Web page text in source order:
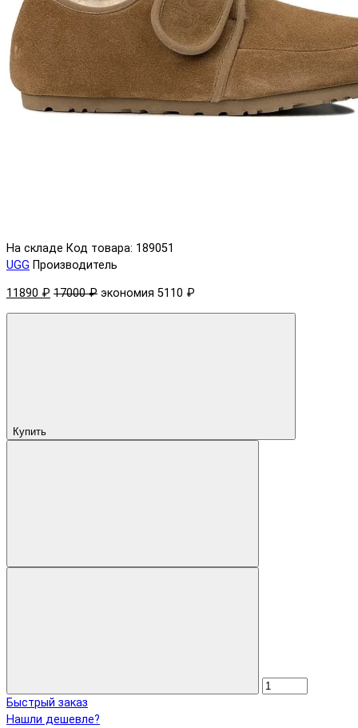
На складе Код товара: 189051
UGG Производитель
11890 ₽ 17000 ₽ экономия 5110 ₽
Купить
Быстрый заказ
Нашли дешевле?